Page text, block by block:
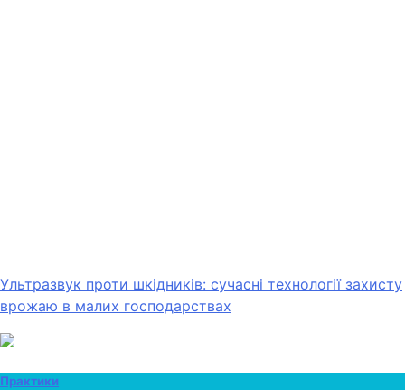
Ультразвук проти шкідників: сучасні технології захисту
врожаю в малих господарствах
Практики